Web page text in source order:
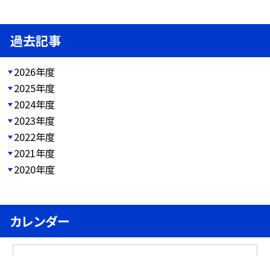
過去記事
2026年度
2025年度
2024年度
2023年度
2022年度
2021年度
2020年度
カレンダー